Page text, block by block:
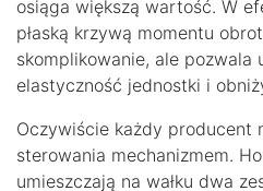
osiąga większą wartość. W
płaską krzywą momentu
skomplikowanie, ale pozwala
elastyczność jednostki i
Oczywiście każdy producent
sterowania mechanizmem.
umieszczają na wałku dwa